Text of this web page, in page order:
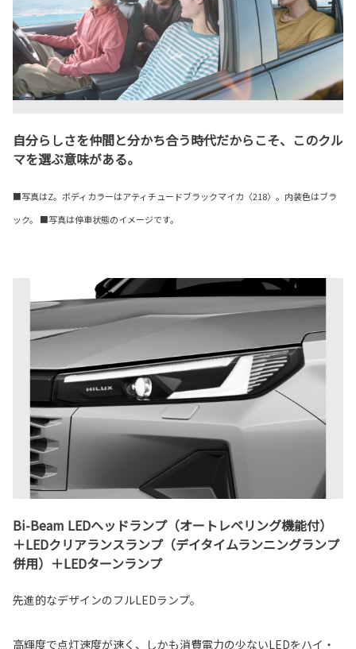
自分らしさを仲間と分かち合う時代だからこそ、このクル
マを選ぶ意味がある。
■写真はZ。ボディカラーはアティチュードブラックマイカ〈218〉。内装色はブラ
ック。 ■写真は停車状態のイメージです。
Bi-Beam LEDヘッドランプ（オートレベリング機能付）
＋LEDクリアランスランプ（デイタイムランニングランプ
併用）＋LEDターンランプ
先進的なデザインのフルLEDランプ。
高輝度で点灯速度が速く、しかも消費電力の少ないLEDをハイ・